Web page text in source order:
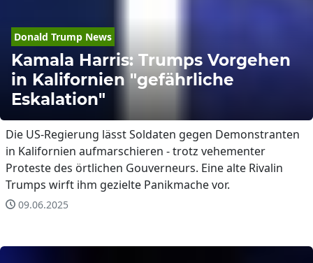
Donald Trump News
Kamala Harris: Trumps Vorgehen
in Kalifornien "gefährliche
Eskalation"
Die US-Regierung lässt Soldaten gegen Demonstranten
in Kalifornien aufmarschieren - trotz vehementer
Proteste des örtlichen Gouverneurs. Eine alte Rivalin
Trumps wirft ihm gezielte Panikmache vor.
09.06.2025